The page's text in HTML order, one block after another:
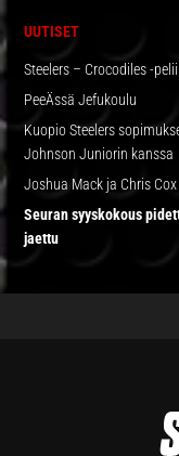
UUTISET
Steelers – Crocodiles -
PeeÄssä Jefukoulu
Kuopio Steelers
Johnson Juniorin kanssa
Joshua Mack ja Chris
Seuran syyskokous
jaettu